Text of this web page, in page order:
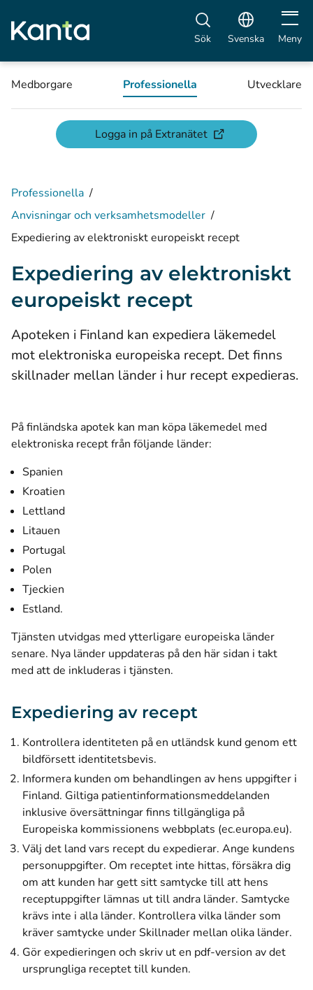
Sök Svenska Öppna
Meny
Medborgare Professionella Utvecklare
Logga in på Extranätet(öppnas i ett nytt
Professionella /
Anvisningar och verksamhetsmodeller /
Expediering av elektroniskt europeiskt recept
Expediering av elektroniskt
europeiskt recept
Apoteken i Finland kan expediera läkemedel
mot elektroniska europeiska recept. Det finns
skillnader mellan länder i hur recept expedieras.
På finländska apotek kan man köpa läkemedel med
elektroniska recept från följande länder:
Spanien
Kroatien
Lettland
Litauen
Portugal
Polen
Tjeckien
Estland.
Tjänsten utvidgas med ytterligare europeiska länder
senare. Nya länder uppdateras på den här sidan i takt
med att de inkluderas i tjänsten.
Expediering av recept
Kontrollera identiteten på en utländsk kund genom ett
bildförsett identitetsbevis.
Informera kunden om behandlingen av hens uppgifter i
Finland. Giltiga patientinformationsmeddelanden
inklusive översättningar finns tillgängliga på
Europeiska kommissionens webbplats (ec.europa.eu).
Välj det land vars recept du expedierar. Ange kundens
personuppgifter. Om receptet inte hittas, försäkra dig
om att kunden har gett sitt samtycke till att hens
receptuppgifter lämnas ut till andra länder. Samtycke
krävs inte i alla länder. Kontrollera vilka länder som
kräver samtycke underSkillnader mellan olika länder.
Gör expedieringen och skriv ut en pdf-version av det
ursprungliga receptet till kunden.